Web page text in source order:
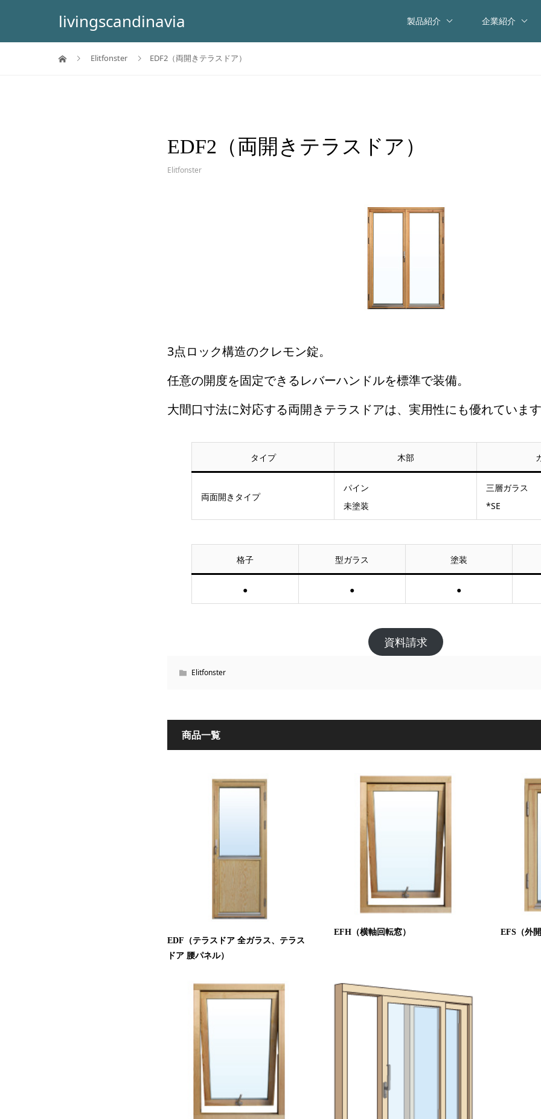
livingscandinavia 製品紹介 企業紹介
Elitfonster EDF2（両開きテラスドア）
EDF2（両開きテラスドア）
Elitfonster
3点ロック構造のクレモン錠。
任意の開度を固定できるレバーハンドルを標準で装備。
大間口寸法に対応する両開きテラスドアは、実用性にも優れていま
タイプ 木部
両面開きタイプ
パイン
未塗装
三層ガラス
*SE
格子 型ガラス 塗装
● ● ●
資料請求
Elitfonster
商品一覧
EDF（テラスドア 全ガラス、テラス
ドア 腰パネル）
EFH（横軸回転窓） EFS（外